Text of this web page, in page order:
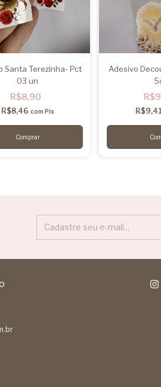
Santa Terezinha- Pct
03 un
R$8,90
R$8,46 com Pix
Adesivo
R$9,41